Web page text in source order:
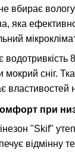
вбирає
яка
сніг.
властивостей
при
"Skif"
відмінну